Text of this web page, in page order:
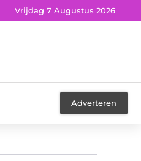
Vrijdag 7 Augustus 2026
Adverteren